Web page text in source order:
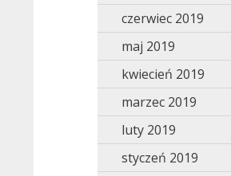
czerwiec 2019
maj 2019
kwiecień 2019
marzec 2019
luty 2019
styczeń 2019